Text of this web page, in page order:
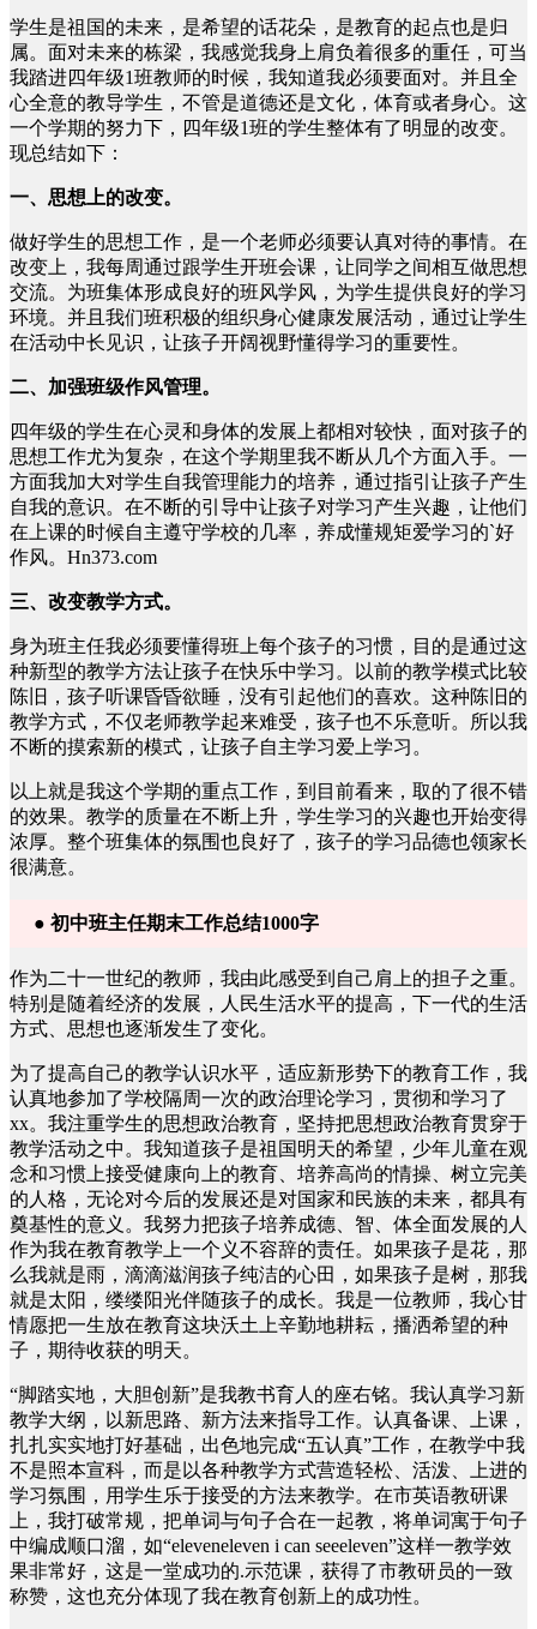
学生是祖国的未来，是希望的话花朵，是教育的起点也是归
属。面对未来的栋梁，我感觉我身上肩负着很多的重任，可当
我踏进四年级1班教师的时候，我知道我必须要面对。并且全
心全意的教导学生，不管是道德还是文化，体育或者身心。这
一个学期的努力下，四年级1班的学生整体有了明显的改变。
现总结如下：
一、思想上的改变。
做好学生的思想工作，是一个老师必须要认真对待的事情。在
改变上，我每周通过跟学生开班会课，让同学之间相互做思想
交流。为班集体形成良好的班风学风，为学生提供良好的学习
环境。并且我们班积极的组织身心健康发展活动，通过让学生
在活动中长见识，让孩子开阔视野懂得学习的重要性。
二、加强班级作风管理。
四年级的学生在心灵和身体的发展上都相对较快，面对孩子的
思想工作尤为复杂，在这个学期里我不断从几个方面入手。一
方面我加大对学生自我管理能力的培养，通过指引让孩子产生
自我的意识。在不断的引导中让孩子对学习产生兴趣，让他们
在上课的时候自主遵守学校的几率，养成懂规矩爱学习的`好
作风。Hn373.com
三、改变教学方式。
身为班主任我必须要懂得班上每个孩子的习惯，目的是通过这
种新型的教学方法让孩子在快乐中学习。以前的教学模式比较
陈旧，孩子听课昏昏欲睡，没有引起他们的喜欢。这种陈旧的
教学方式，不仅老师教学起来难受，孩子也不乐意听。所以我
不断的摸索新的模式，让孩子自主学习爱上学习。
以上就是我这个学期的重点工作，到目前看来，取的了很不错
的效果。教学的质量在不断上升，学生学习的兴趣也开始变得
浓厚。整个班集体的氛围也良好了，孩子的学习品德也领家长
很满意。
● 初中班主任期末工作总结1000字
作为二十一世纪的教师，我由此感受到自己肩上的担子之重。
特别是随着经济的发展，人民生活水平的提高，下一代的生活
方式、思想也逐渐发生了变化。
为了提高自己的教学认识水平，适应新形势下的教育工作，我
认真地参加了学校隔周一次的政治理论学习，贯彻和学习了
xx。我注重学生的思想政治教育，坚持把思想政治教育贯穿于
教学活动之中。我知道孩子是祖国明天的希望，少年儿童在观
念和习惯上接受健康向上的教育、培养高尚的情操、树立完美
的人格，无论对今后的发展还是对国家和民族的未来，都具有
奠基性的意义。我努力把孩子培养成德、智、体全面发展的人
作为我在教育教学上一个义不容辞的责任。如果孩子是花，那
么我就是雨，滴滴滋润孩子纯洁的心田，如果孩子是树，那我
就是太阳，缕缕阳光伴随孩子的成长。我是一位教师，我心甘
情愿把一生放在教育这块沃土上辛勤地耕耘，播洒希望的种
子，期待收获的明天。
“脚踏实地，大胆创新”是我教书育人的座右铭。我认真学习新
教学大纲，以新思路、新方法来指导工作。认真备课、上课，
扎扎实实地打好基础，出色地完成“五认真”工作，在教学中我
不是照本宣科，而是以各种教学方式营造轻松、活泼、上进的
学习氛围，用学生乐于接受的方法来教学。在市英语教研课
上，我打破常规，把单词与句子合在一起教，将单词寓于句子
中编成顺口溜，如“eleveneleven i can seeeleven”这样一教学效
果非常好，这是一堂成功的.示范课，获得了市教研员的一致
称赞，这也充分体现了我在教育创新上的成功性。